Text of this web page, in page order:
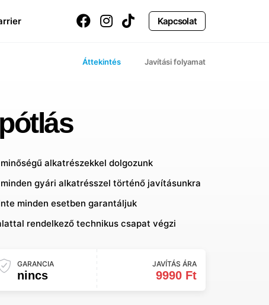
Kapcsolat
Áttekintés Javítási folyamat
alkatrészekkel dolgozunk
gyári alkatrésszel történő javításunkra
minden esetben garantáljuk
rendelkező technikus csapat végzi
GARANCIA
nincs
JAVÍTÁS ÁRA
9990 Ft